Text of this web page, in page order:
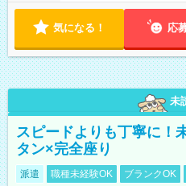
気になる！ 応
未
スピードよりも丁寧に！
タン×完全座り
派遣 職種未経験OK ブランクOK